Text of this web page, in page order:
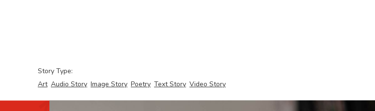
Story Type:
Art Audio Story Image Story Poetry Text Story Video Story